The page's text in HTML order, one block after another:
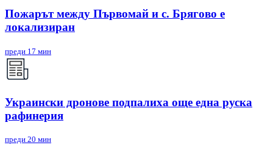
Пожарът между Първомай и с. Брягово е
локализиран
преди 17 мин
Украински дронове подпалиха още една руска
рафинерия
преди 20 мин